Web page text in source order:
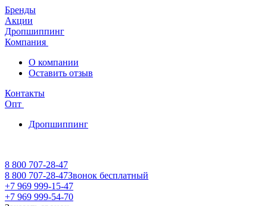
Бренды
Акции
Дропшиппинг
Компания
О компании
Оставить отзыв
Контакты
Опт
Дропшиппинг
8 800 707-28-47
8 800 707-28-47Звонок бесплатный
+7 969 999-15-47
+7 969 999-54-70